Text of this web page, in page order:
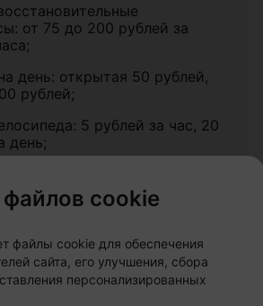
от 75 до 200 рублей за
день: открытая 50 рублей,
рублей;
5 рублей за час, 20
день;
за час;
зал на 140 мест: 90 рублей
cookie
файлы cookie для обеспечения
сайта, его улучшения, сбора
персонализированных